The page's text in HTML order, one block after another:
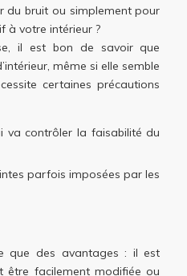
du bruit ou simplement pour
à votre intérieur ?
il est bon de savoir que
même si elle semble
certaines précautions
va contrôler la faisabilité du
parfois imposées par les
que des avantages : il est
être facilement modifiée ou